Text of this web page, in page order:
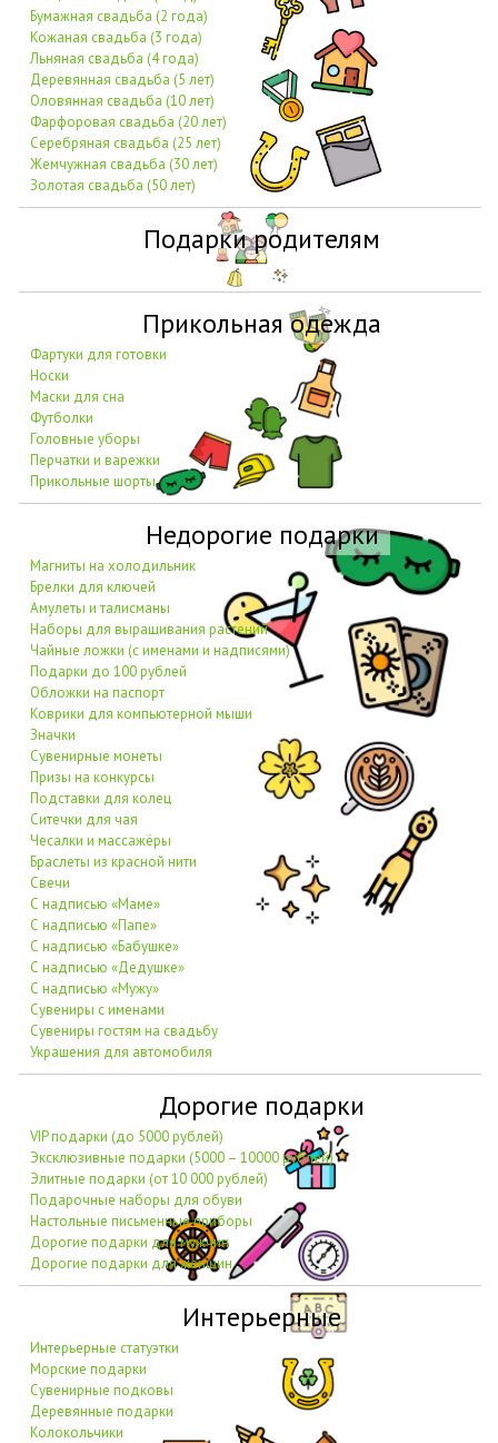
Бумажная свадьба (2 года)
Кожаная свадьба (3 года)
Льняная свадьба (4 года)
Деревянная свадьба (5 лет)
Оловянная свадьба (10 лет)
Фарфоровая свадьба (20 лет)
Серебряная свадьба (25 лет)
Жемчужная свадьба (30 лет)
Золотая свадьба (50 лет)
Подарки родителям
Прикольная одежда
Фартуки для готовки
Носки
Маски для сна
Футболки
Головные уборы
Перчатки и варежки
Прикольные шорты
Недорогие подарки
Магниты на холодильник
Брелки для ключей
Амулеты и талисманы
Наборы для выращивания растений
Чайные ложки (с именами и надписями)
Подарки до 100 рублей
Обложки на паспорт
Коврики для компьютерной мыши
Значки
Сувенирные монеты
Призы на конкурсы
Подставки для колец
Ситечки для чая
Чесалки и массажёры
Браслеты из красной нити
Свечи
С надписью «Маме»
С надписью «Папе»
С надписью «Бабушке»
С надписью «Дедушке»
С надписью «Мужу»
Сувениры с именами
Сувениры гостям на свадьбу
Украшения для автомобиля
Дорогие подарки
VIP подарки (до 5000 рублей)
Эксклюзивные подарки (5000 – 10000 рублей)
Элитные подарки (от 10 000 рублей)
Подарочные наборы для обуви
Настольные письменные приборы
Дорогие подарки для мужчин
Дорогие подарки для женщин
Интерьерные
Интерьерные статуэтки
Морские подарки
Сувенирные подковы
Деревянные подарки
Колокольчики